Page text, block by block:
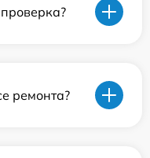
ремонта?